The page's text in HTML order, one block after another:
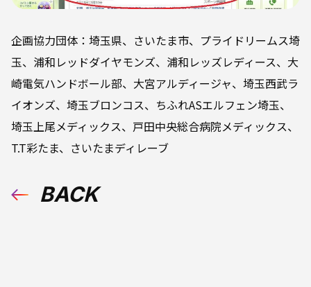
企画協力団体：埼玉県、さいたま市、プライドリームス埼
玉、浦和レッドダイヤモンズ、浦和レッズレディース、大
崎電気ハンドボール部、大宮アルディージャ、埼玉西武ラ
イオンズ、埼玉ブロンコス、ちふれASエルフェン埼玉、
埼玉上尾メディックス、戸田中央総合病院メディックス、
T.T彩たま、さいたまディレーブ
BACK